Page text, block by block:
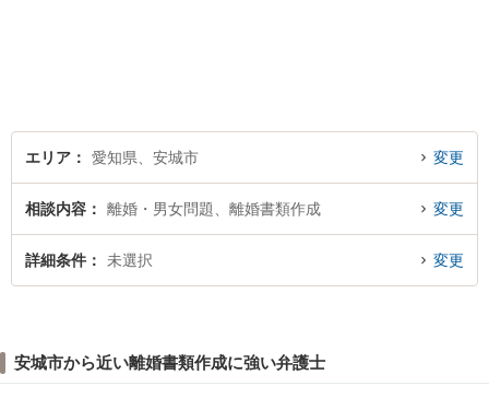
エリア 愛知県、安城市 変更
相談内容 離婚・男女問題、離婚書類作成 変更
詳細条件 未選択 変更
安城市から近い離婚書類作成に強い弁護士